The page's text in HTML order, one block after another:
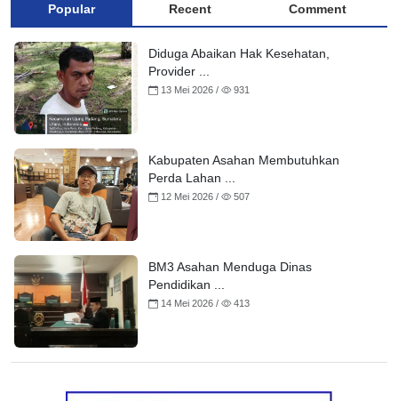
Popular Recent Comment
Diduga Abaikan Hak Kesehatan,
Provider ...
13 Mei 2026 / 931
Kabupaten Asahan Membutuhkan
Perda Lahan ...
12 Mei 2026 / 507
BM3 Asahan Menduga Dinas
Pendidikan ...
14 Mei 2026 / 413